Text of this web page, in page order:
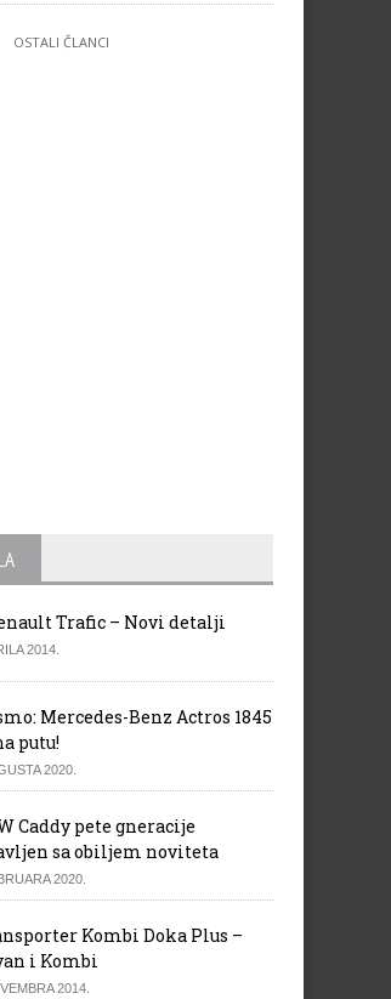
OSTALI ČLANCI
Trafic – Novi detalji
2014.
Mercedes-Benz Actros 1845
putu!
2020.
Caddy pete gneracije
sa obiljem noviteta
2020.
Kombi Doka Plus –
i Kombi
2014.